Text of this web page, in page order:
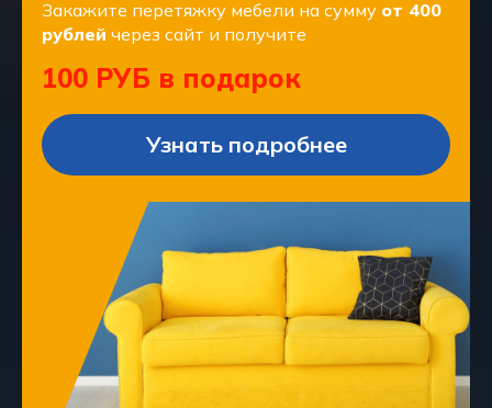
Закажите перетяжку мебели на сумму от 400
рублей через сайт и получите
100 РУБ в подарок
Узнать подробнее